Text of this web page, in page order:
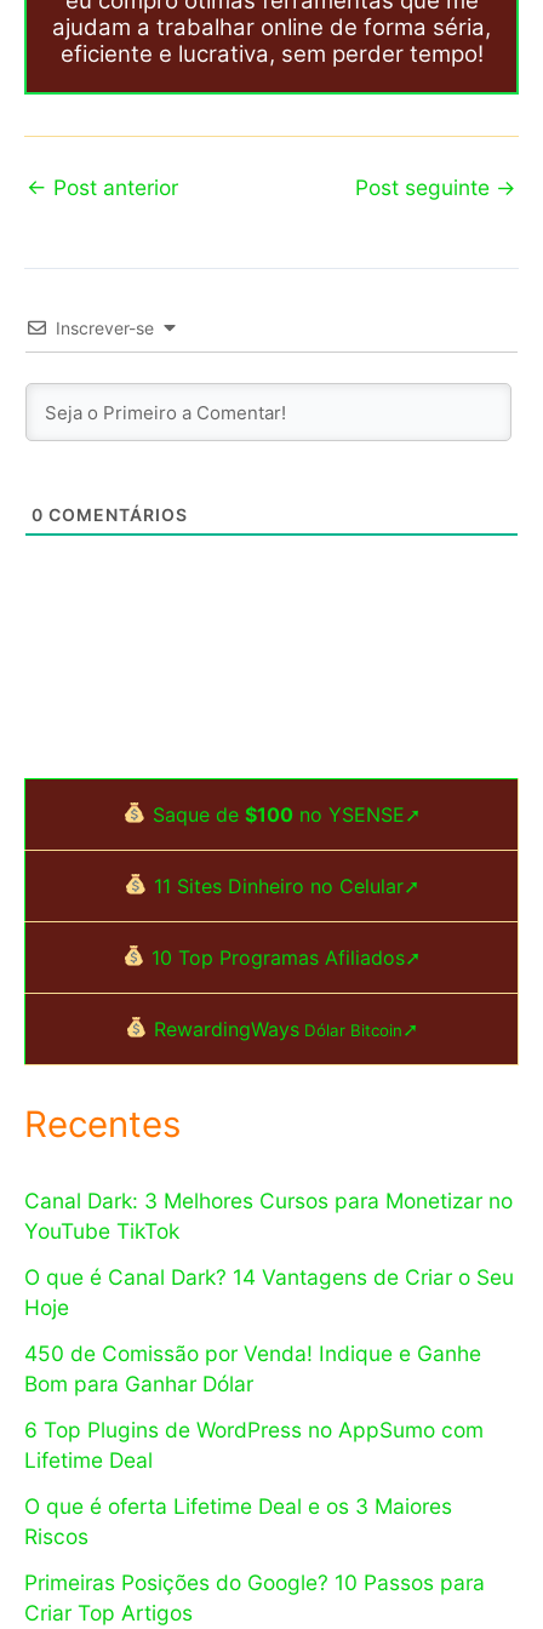
ajudam a trabalhar online de forma séria,
eficiente e lucrativa, sem perder tempo!
← Post anterior Post seguinte →
Inscrever-se
0 COMENTÁRIOS
Saque de $100no YSENSE➚
11 Sites Dinheiro no Celular➚
10 Top Programas Afiliados➚
RewardingWays Dólar Bitcoin➚
Recentes
Canal Dark: 3 Melhores Cursos para Monetizar no
YouTube TikTok
O que é Canal Dark? 14 Vantagens de Criar o Seu
Hoje
450 de Comissão por Venda! Indique e Ganhe
Bom para Ganhar Dólar
6 Top Plugins de WordPress no AppSumo com
Lifetime Deal
O que é oferta Lifetime Deal e os 3 Maiores
Riscos
Primeiras Posições do Google? 10 Passos para
Criar Top Artigos